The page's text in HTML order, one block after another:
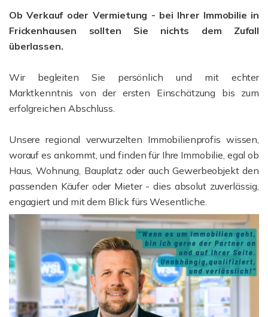
Ob Verkauf oder Vermietung - bei Ihrer Immobilie in
Frickenhausen sollten Sie nichts dem Zufall
überlassen.
Wir begleiten Sie persönlich und mit echter
Marktkenntnis von der ersten Einschätzung bis zum
erfolgreichen Abschluss.
Unsere regional verwurzelten Immobilienprofis wissen,
worauf es ankommt, und finden für Ihre Immobilie, egal ob
Haus, Wohnung, Bauplatz oder auch Gewerbeobjekt den
passenden Käufer oder Mieter - dies absolut zuverlässig,
engagiert und mit dem Blick fürs Wesentliche.